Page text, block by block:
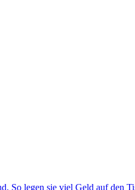
So legen sie viel Geld auf den